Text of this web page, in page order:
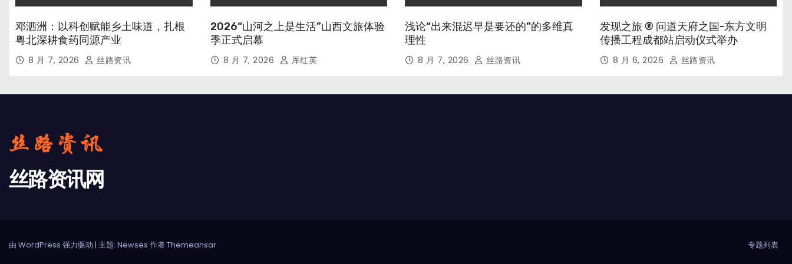
邓泗洲：以科创赋能乡土味道，扎根
粤北深耕食药同源产业
8 月 7, 2026 丝路资讯
2026“山河之上是生活”山西文旅体验
季正式启幕
8 月 7, 2026 厍红英
浅论“出来混迟早是要还的”的多维真
理性
8 月 7, 2026 丝路资讯
发现之旅 ® 问道天府之国-东方文明
传播工程成都站启动仪式举办
8 月 6, 2026 丝路资讯
丝路资讯网
由 WordPress 强力驱动 | 主题: Newses 作者Themeansar 专题列表